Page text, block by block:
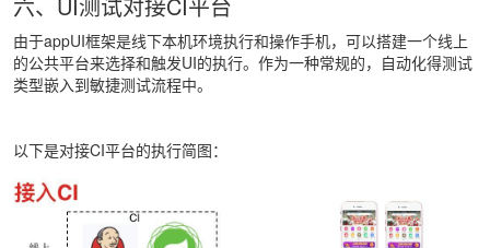
由于appUI框架是线下本机环境执行和操作手机，可以搭建一个线上
的公共平台来选择和触发UI的执行。作为一种常规的，自动化得测试
类型嵌入到敏捷测试流程中。
以下是对接CI平台的执行简图：